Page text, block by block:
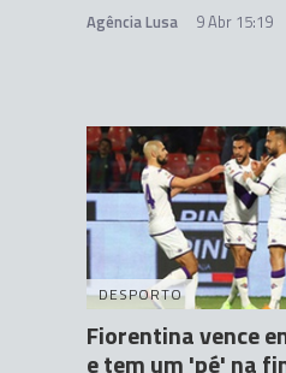
Agência Lusa 9 Abr 15:19
DESPORTO
Fiorentina vence
e tem um 'pé' na